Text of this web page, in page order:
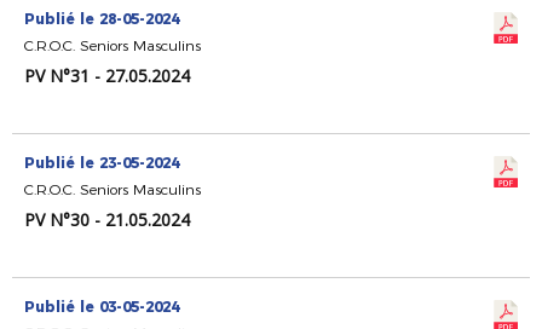
Publié le 28-05-2024
C.R.O.C. Seniors Masculins
PV N°31 - 27.05.2024
Publié le 23-05-2024
C.R.O.C. Seniors Masculins
PV N°30 - 21.05.2024
Publié le 03-05-2024